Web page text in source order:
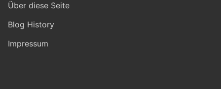
Über diese Seite
Blog History
Impressum